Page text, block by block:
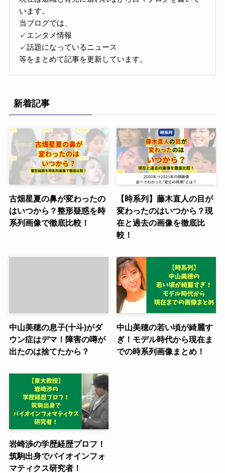
います。
当ブログでは、
✓エンタメ情報
✓話題になっているニュース
等をまとめて記事を更新しています。
新着記事
古畑星夏の鼻が変わったの
はいつから？整形疑惑を時
系列画像で徹底比較！
【時系列】藤木直人の目が
変わったのはいつから？現
在と過去の画像を徹底比
較！
中山美穂の息子(十斗)がダ
ウン症はデマ！障害の噂が
出たのは捨てたから？
中山美穂の若い頃が綺麗す
ぎ！モデル時代から現在ま
での時系列画像まとめ！
岩崎渉の学歴経歴プロフ！
筑駒出身でバイオインフォ
マティクス研究者！